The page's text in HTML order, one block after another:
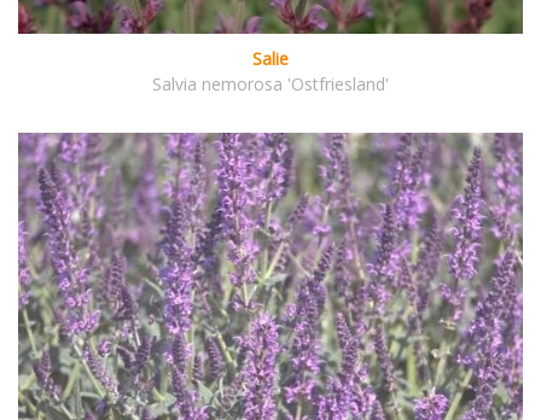
Salie
Salvia nemorosa 'Ostfriesland'